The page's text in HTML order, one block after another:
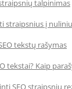
talpinimas
straipsnius į
tekstų rašymas
tekstai? Kaip
SEO straipsnių